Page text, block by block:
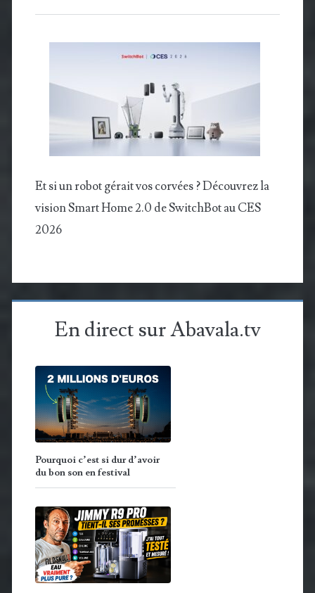
Et si un robot gérait vos corvées ? Découvrez la
vision Smart Home 2.0 de SwitchBot au CES
2026
En direct sur Abavala.tv
Pourquoi c’est si dur d’avoir
du bon son en festival